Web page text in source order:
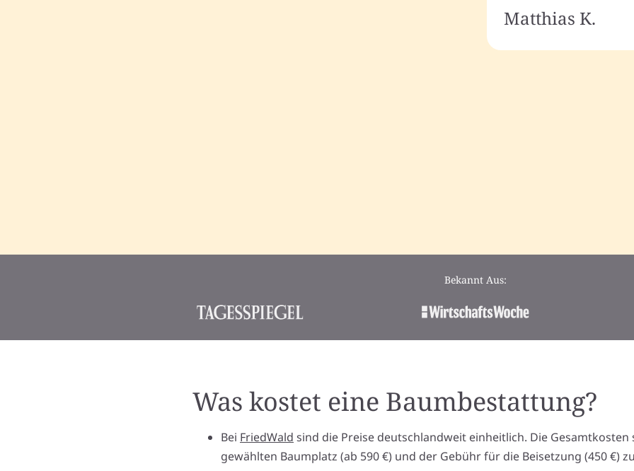
Matthias K.
Bekannt Aus:
Was kostet eine Baumbestattung?
Bei FriedWald sind die Preise deutschlandweit einheitlich. Die Gesamtkosten
gewählten Baumplatz (ab 590 €) und der Gebühr für die Beisetzung (450 €)